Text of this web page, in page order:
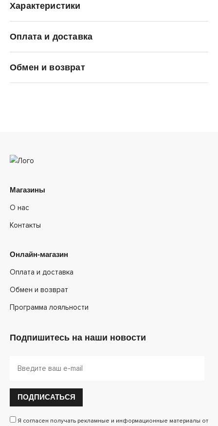
Характеристики
Оплата и доставка
Обмен и возврат
Магазины
О нас
Контакты
Онлайн-магазин
Оплата и доставка
Обмен и возврат
Программа лояльности
Подпишитесь на наши новости
ПОДПИСАТЬСЯ
Я согласен получать рекламные и информационные материалы от